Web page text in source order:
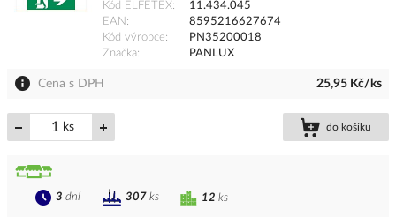
Kód ELFETEX
11.434.045
EAN
8595216627674
Kód výrobce
PN35200018
Značka
PANLUX
Cena s DPH 25,95 Kč/ks
ks do košíku
12 ks
3 dní 307 ks